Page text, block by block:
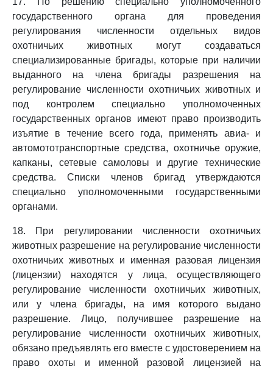
государственного органа для проведения
регулирования численности отдельных видов
охотничьих животных могут создаваться
специализированные бригады, которые при наличии
выданного на члена бригады разрешения на
регулирование численности охотничьих животных и
под контролем специально уполномоченных
государственных органов имеют право производить
изъятие в течение всего года, применять авиа- и
автомототранспортные средства, охотничье оружие,
капканы, сетевые самоловы и другие технические
средства. Списки членов бригад утверждаются
специально уполномоченными государственными
органами.
18. При регулировании численности охотничьих
животных разрешение на регулирование численности
охотничьих животных и именная разовая лицензия
(лицензии) находятся у лица, осуществляющего
регулирование численности охотничьих животных,
или у члена бригады, на имя которого выдано
разрешение. Лицо, получившее разрешение на
регулирование численности охотничьих животных,
обязано предъявлять его вместе с удостоверением на
право охоты и именной разовой лицензией на